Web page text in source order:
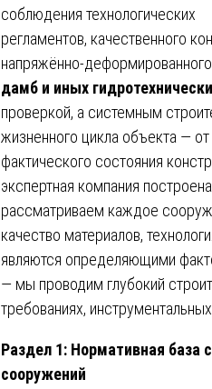
соблюдения технологических
регламентов, качественного
напряжённо-
дамб и иных
проверкой, а системным
жизненного цикла объекта —
фактического состояния
экспертная компания
рассматриваем каждое
качество материалов,
являются определяющими
— мы проводим глубокий
требованиях,
Раздел 1: Нормативная база
сооружений